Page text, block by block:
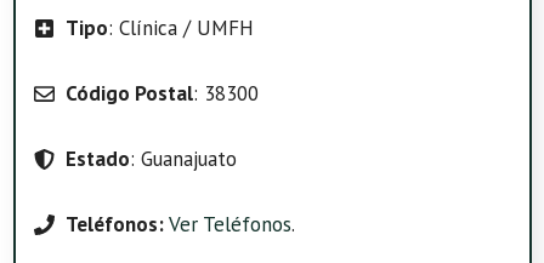
Tipo: Clínica / UMFH
Código Postal: 38300
Estado: Guanajuato
Teléfonos:Ver Teléfonos.